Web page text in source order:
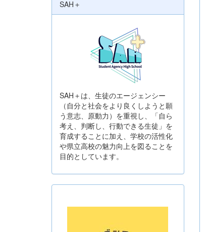
SAH＋
SAH＋は、生徒のエージェンシー
（自分と社会をより良くしようと願
う意志、原動力）を重視し、「自ら
考え、判断し、行動できる生徒」を
育成することに加え、学校の活性化
や県立高校の魅力向上を図ることを
目的としています。